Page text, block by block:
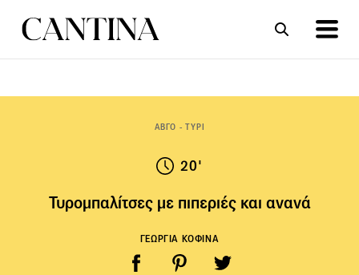
ΑΒΓΟ - ΤΥΡΙ
20'
Τυρομπαλίτσες με πιπεριές και ανανά
ΓΕΩΡΓΙΑ ΚΟΦΙΝΑ